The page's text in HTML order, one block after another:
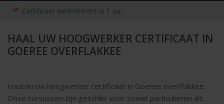
Certificeer werknemers in 1 uur
HAAL UW HOOGWERKER CERTIFICAAT IN
GOEREE OVERFLAKKEE
Haal nu uw hoogwerker certificaat in Goeree overflakkee.
Onze cursussen zijn geschikt voor zowel particulieren als